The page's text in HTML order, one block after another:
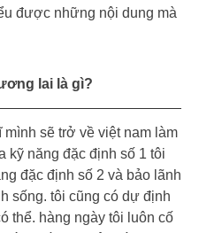
được những nội dung mà
lai là gì?
sẽ trở về việt nam làm
kỹ năng đặc định số 1 tôi
đặc định số 2 và bảo lãnh
sống. tôi cũng có dự định
thể. hàng ngày tôi luôn cố